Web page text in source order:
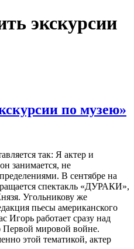
экскурсии
по музею»
так: Я актер и
занимается, не
В сентябре на
спектакль «ДУРАКИ»,
Угольникову же
пьесы американского
Игорь работает сразу над
Первой мировой войне.
этой тематикой, актер